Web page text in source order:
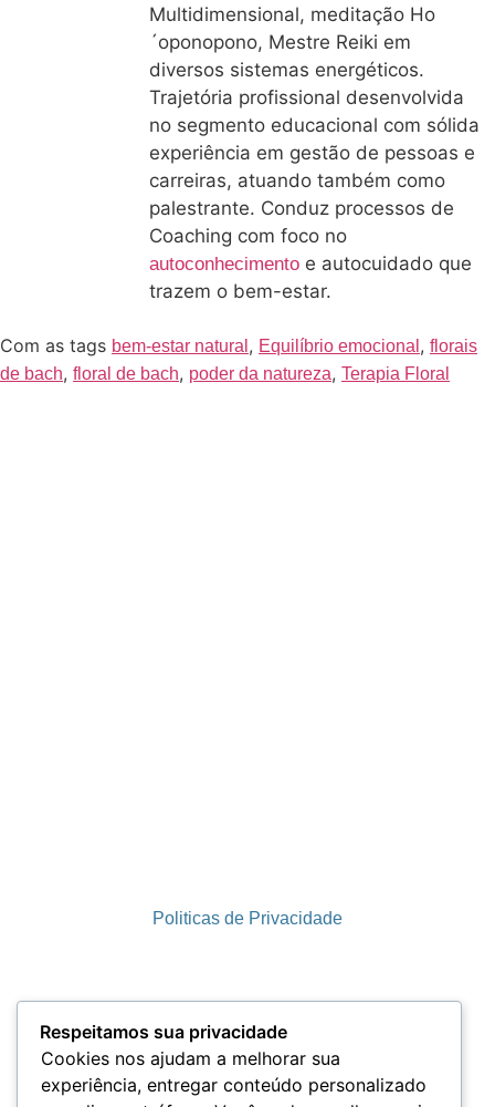
Multidimensional, meditação Ho
´oponopono, Mestre Reiki em
diversos sistemas energéticos.
Trajetória profissional desenvolvida
no segmento educacional com sólida
experiência em gestão de pessoas e
carreiras, atuando também como
palestrante. Conduz processos de
Coaching com foco no
autoconhecimento e autocuidado que
trazem o bem-estar.
Com as tags bem-estar natural , Equilíbrio emocional , florais
de bach, floral de bach, poder da natureza, Terapia Floral
Politicas de Privacidade
Termos e Condições
Respeitamos sua privacidade
Cookies nos ajudam a melhorar sua
experiência, entregar conteúdo personalizado